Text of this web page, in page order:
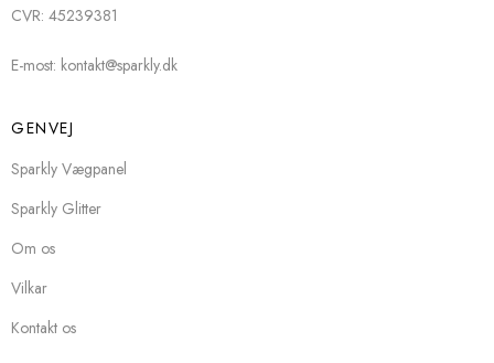
CVR: 45239381
E-most: kontakt@sparkly.dk
GENVEJ
Sparkly Vægpanel
Sparkly Glitter
Om os
Vilkar
Kontakt os